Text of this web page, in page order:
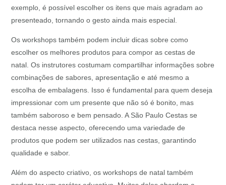
exemplo, é possível escolher os itens que mais agradam ao
presenteado, tornando o gesto ainda mais especial.
Os workshops também podem incluir dicas sobre como
escolher os melhores produtos para compor as cestas de
natal. Os instrutores costumam compartilhar informações sobre
combinações de sabores, apresentação e até mesmo a
escolha de embalagens. Isso é fundamental para quem deseja
impressionar com um presente que não só é bonito, mas
também saboroso e bem pensado. A São Paulo Cestas se
destaca nesse aspecto, oferecendo uma variedade de
produtos que podem ser utilizados nas cestas, garantindo
qualidade e sabor.
Além do aspecto criativo, os workshops de natal também